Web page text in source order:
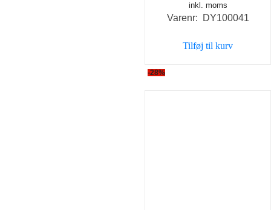
oprindelige
pris
179,00 kr..
pris
inkl. moms
Varenr: DY100041
Tilføj til kurv
-28%